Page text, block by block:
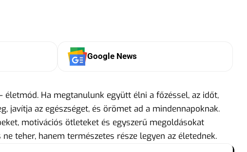
Google News
Ha megtanulunk együtt élni a főzéssel, az időt,
javítja az egészséget, és örömet ad a mindennapoknak.
motivációs ötleteket és egyszerű megoldásokat
teher, hanem természetes része legyen az életednek.